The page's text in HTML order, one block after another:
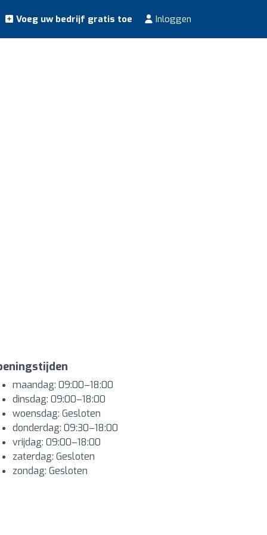
Voeg uw bedrijf gratis toe Inloggen
maandag: 09:00–18:00
dinsdag: 09:00–18:00
woensdag: Gesloten
donderdag: 09:30–18:00
vrijdag: 09:00–18:00
zaterdag: Gesloten
zondag: Gesloten